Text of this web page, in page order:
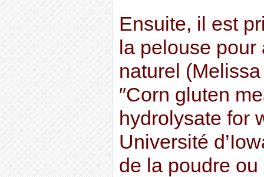
Ensuite, il est
la pelouse pour
naturel
″Corn gluten
hydrolysate for
Université
de la poudre